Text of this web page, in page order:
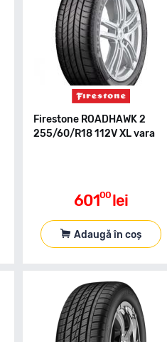
Firestone ROADHAWK 2
255/60/R18 112V XL vara
60100 lei
Adaugă în coș